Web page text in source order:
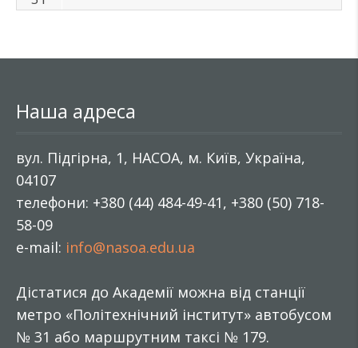
Наша адреса
вул. Підгірна, 1, НАСОА, м. Київ, Україна,
04107
телефони: +380 (44) 484-49-41, +380 (50) 718-
58-09
e-mail: info@nasoa.edu.ua
Дістатися до Академії можна від станції
метро «Політехнічний інститут» автобусом
№ 31 або маршрутним таксі № 179.